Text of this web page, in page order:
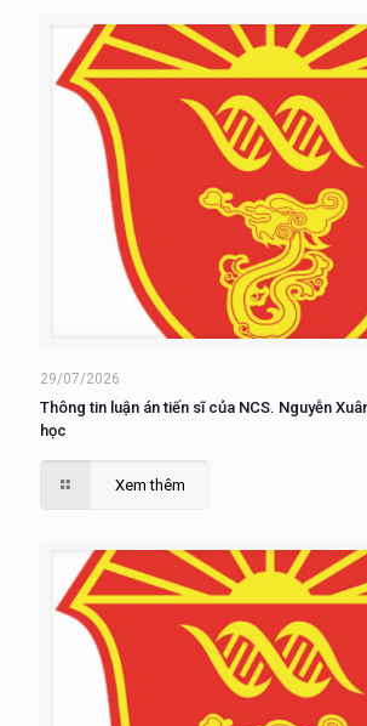
29/07/2026
Thông tin luận án tiến sĩ của NCS. Nguyễn
học
Xem thêm